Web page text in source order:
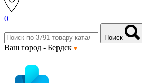
0
Поиск
Ваш город - Бердск